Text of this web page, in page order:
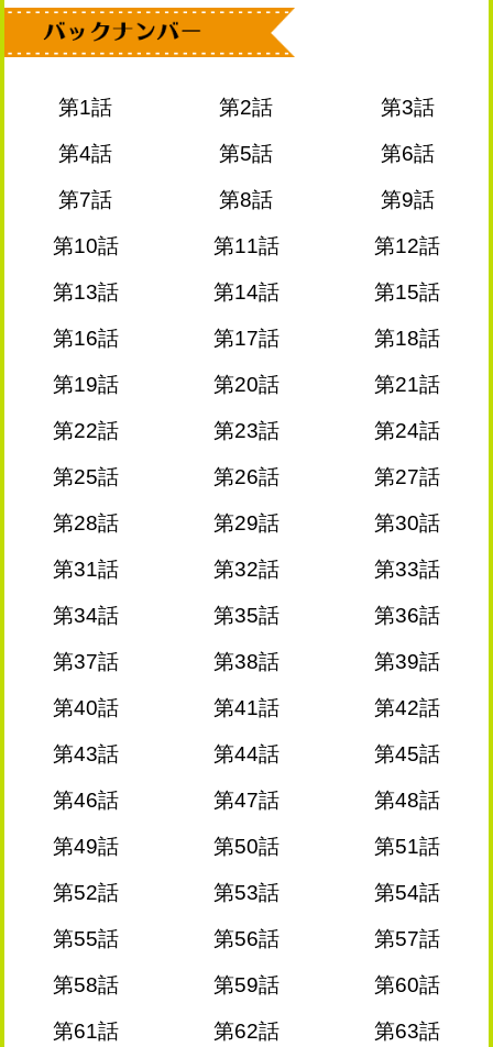
第1話 第2話
第3話
第4話
第5話
第6話
第7話
第8話
第9話
第10話
第11話
第12話
第13話
第14話
第15話
第16話
第17話
第18話
第19話
第20話
第21話
第22話
第23話
第24話
第25話
第26話
第27話
第28話
第29話
第30話
第31話
第32話
第33話
第34話
第35話
第36話
第37話
第38話
第39話
第40話
第41話
第42話
第43話
第44話
第45話
第46話
第47話
第48話
第49話
第50話
第51話
第52話
第53話
第54話
第55話
第56話
第57話
第58話
第59話
第60話
第61話
第62話
第63話